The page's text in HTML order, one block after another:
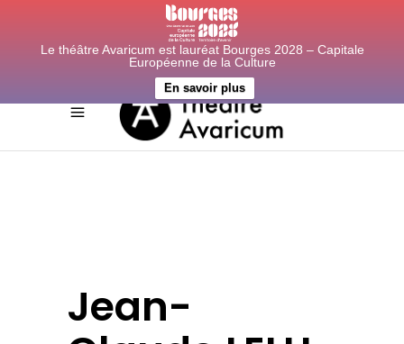
Le théâtre Avaricum est lauréat Bourges 2028 – Capitale
Européenne de la Culture
En savoir plus
Jean-